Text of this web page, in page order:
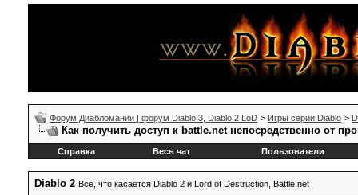
Форум Диабломании | форум Diablo 3, Diablo 2 LoD > Игры серии Diablo >
Как получить доступ к battle.net непосредственно от
Справка Весь чат Пользователи
Diablo 2 Всё, что касается Diablo 2 и Lord of Destruction, Battle.net